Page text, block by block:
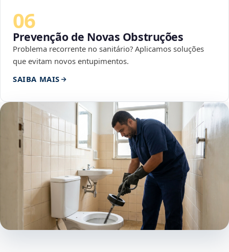
06
Prevenção de Novas Obstruções
Problema recorrente no sanitário? Aplicamos soluções
que evitam novos entupimentos.
SAIBA MAIS